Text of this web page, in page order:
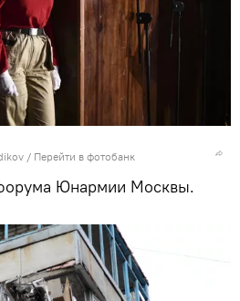
/ Перейти в фотобанк
Юнармии Москвы.